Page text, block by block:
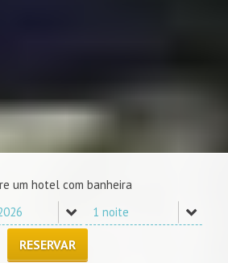
um hotel com banheira
RESERVAR